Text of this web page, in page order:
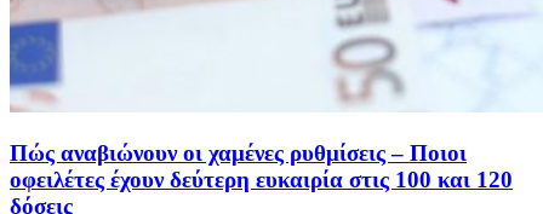
Πώς αναβιώνουν οι χαμένες ρυθμίσεις – Ποιοι
οφειλέτες έχουν δεύτερη ευκαιρία στις 100 και 120
δόσεις